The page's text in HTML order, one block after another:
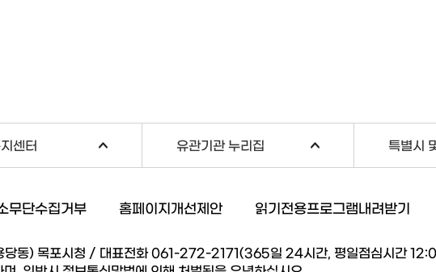
센터 유관기관 누리집 특별시
무단수집거부 홈페이지개선제안 읽기전용프로그램내려받기
당동) 목포시청 / 대표전화 061-272-2171(365일 24시간, 평일점심시간
, 위반시 정보통신망법에 의해 처벌됨을 유념하십시오.